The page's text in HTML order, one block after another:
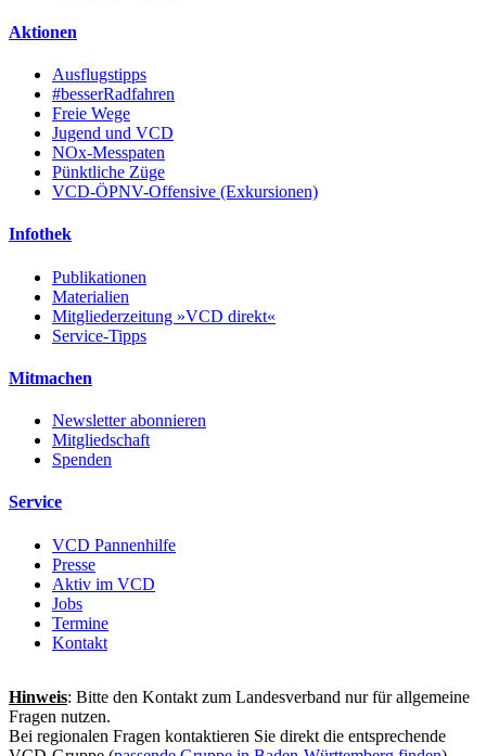
Aktionen
Ausflugstipps
#besserRadfahren
Freie Wege
Jugend und VCD
NOx-Messpaten
Pünktliche Züge
VCD-ÖPNV-Offensive (Exkursionen)
Infothek
Publikationen
Materialien
Mitgliederzeitung »VCD direkt«
Service-Tipps
Mitmachen
Newsletter abonnieren
Mitgliedschaft
Spenden
Service
VCD Pannenhilfe
Presse
Aktiv im VCD
Jobs
Termine
Kontakt
Hinweis: Bitte den Kontakt zum Landesverband nur für allgemeine
Fragen nutzen.
Bei regionalen Fragen kontaktieren Sie direkt die entsprechende